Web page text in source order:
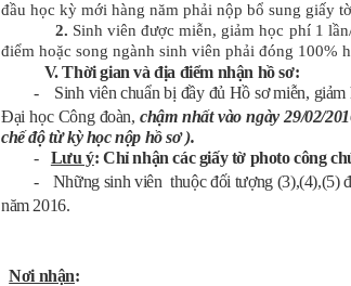
đầu học kỳ mới hàng năm phải nộp bổ sung giấy
2. Sinh viên được miễn, giảm học phí 1
điểm hoặc song ngành sinh viên phải đóng 100%
V. Thời gian và địa điểm nhận hồ sơ:
-
Sinh viên chuẩn bị đầy đủ Hồ sơ miễn,
Đại học Công đoàn,chậm nhất vào ngày 29/02/
chế độ từ kỳ học nộp hồ sơ ).
-
Lưu ý: Chỉ nhận các giấy tờ photo công
-
Những sinh viên thuộc đối tượng (3),(4),(5)
năm 2016.
Nơi nhận: